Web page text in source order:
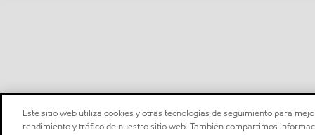
Este sitio web utiliza cookies y otras tecnologías de seguimiento para
rendimiento y tráfico de nuestro sitio web. También compartimos